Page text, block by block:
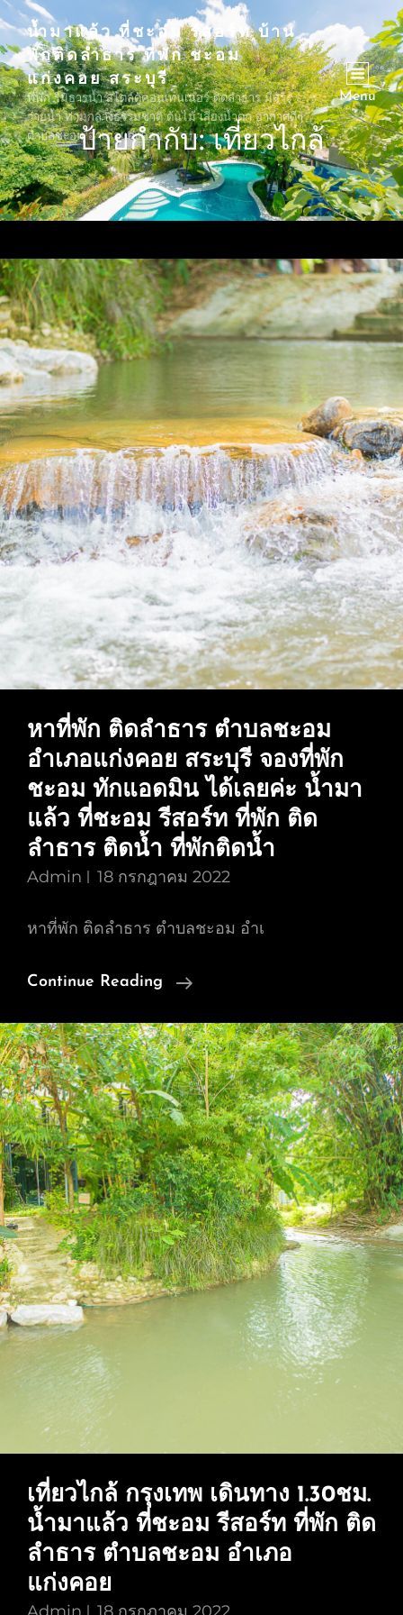
น้ำมาแล้ว ที่ชะอม รีสอร์ท บ้าน
พักติดลำธาร ที่พัก ชะอม
แก่งคอย สระบุรี
ที่พัก ริมธารน้ำ สไตล์ตู้คอนเทนเนอร์ ติดลำธาร มีสระ
ว่ายน้ำ ท่ามกลางธรรมชาติ ต้นไม้ เสียงน้ำตก อากาศดีๆ
ตำบลชะอม อำเภอแก่งคอย
Menu
ป้ายกำกับ:เที่ยวไกล้
หาที่พัก ติดลำธาร ตำบลชะอม
อำเภอแก่งคอย สระบุรี จองที่พัก
ชะอม ทักแอดมิน ได้เลยค่ะ น้ำมา
แล้ว ที่ชะอม รีสอร์ท ที่พัก ติด
ลำธาร ติดน้ำ ที่พักติดน้ำ
Admin 18 กรกฎาคม 2022
หาที่พัก ติดลำธาร ตำบลชะอม อำเ
Continue Reading
หา
ติด
ลำธาร
ตำบล
ชะอม
อำเภอ
แก่งคอย
สระบุรี
จอง
ที่พัก
ชะอม
มา
แล้ว
ที่
รีสอร์ท
เที่ยวไกล้ กรุงเทพ เดินทาง 1.30ชม.
น้ำมาแล้ว ที่ชะอม รีสอร์ท ที่พัก ติด
ลำธาร ตำบลชะอม อำเภอ
แก่งคอย